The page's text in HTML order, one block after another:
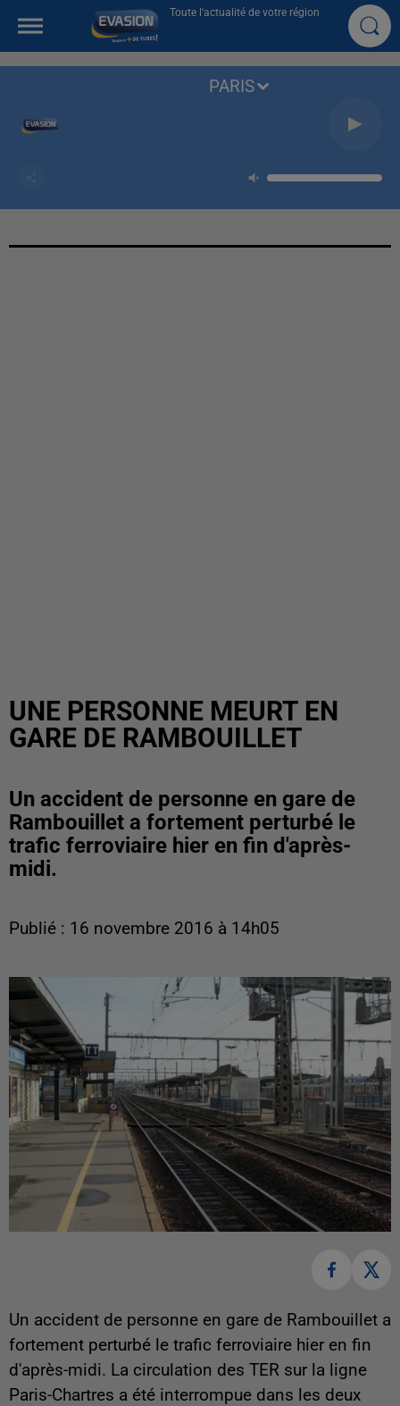
Toute l'actualité de votre région
PARIS
UNE PERSONNE MEURT EN
GARE DE RAMBOUILLET
Un accident de personne en gare de
Rambouillet a fortement perturbé le
trafic ferroviaire hier en fin d'après-
midi.
Publié : 16 novembre 2016 à 14h05
Un accident de personne en gare de Rambouillet a
fortement perturbé le trafic ferroviaire hier en fin
d'après-midi. La circulation des TER sur la ligne
Paris-Chartres a été interrompue dans les deux